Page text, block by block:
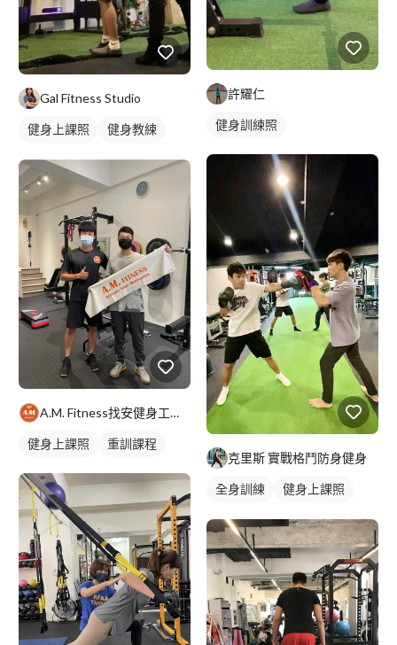
Gal Fitness Studio
健身上課照
健身教練
健身課程
A.M. Fitness找安健身工作室
健身上課照 重訓課程
許耀仁
健身訓練照
克里斯 實戰格鬥防身健身
全身訓練
健身上課照
拳擊課程